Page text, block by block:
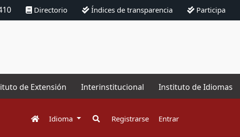
Directorio Índices de transparencia Participa
de Extensión Interinstitucional Instituto de Idiomas
Idioma Registrarse Entrar